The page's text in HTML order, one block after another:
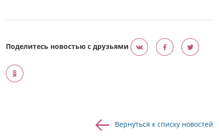
Поделитесь новостью с друзьями
Вернуться к списку новостей